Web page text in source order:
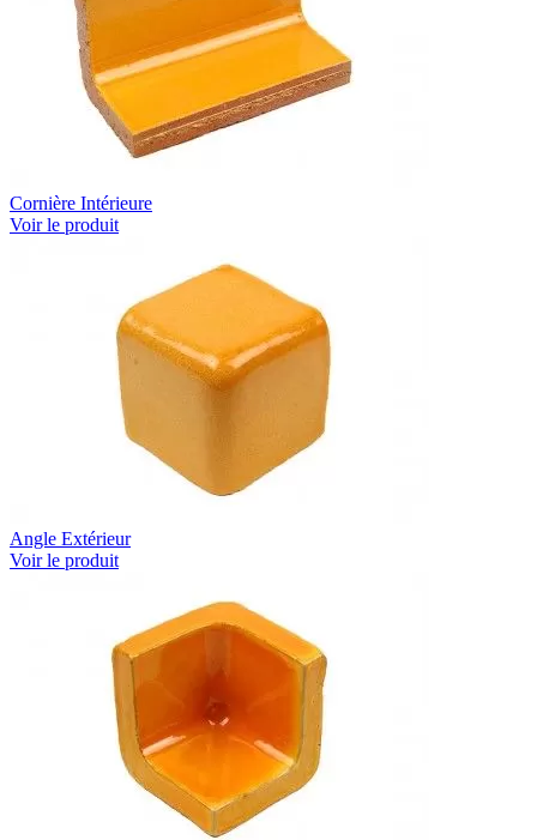
Cornière Intérieure
Voir le produit
Angle Extérieur
Voir le produit